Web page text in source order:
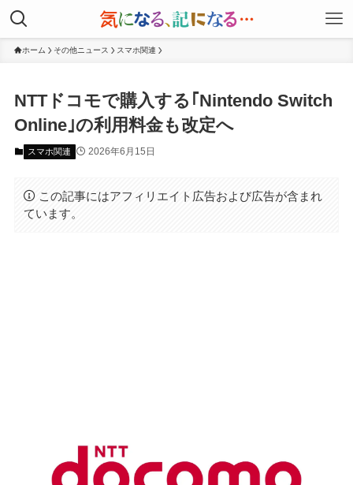
ホーム その他ニュース スマホ関連
NTTドコモで購入する｢Nintendo Switch
Online｣の利用料金も改定へ
スマホ関連 2026年6月15日
この記事にはアフィリエイト広告および広告が含まれ
ています。